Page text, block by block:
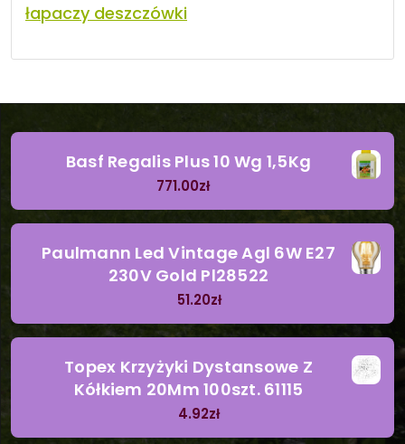
łapaczy deszczówki
Basf Regalis Plus 10 Wg 1,5Kg
771.00zł
Paulmann Led Vintage Agl 6W E27
230V Gold Pl28522
51.20zł
Topex Krzyżyki Dystansowe Z
Kółkiem 20Mm 100szt. 61115
4.92zł